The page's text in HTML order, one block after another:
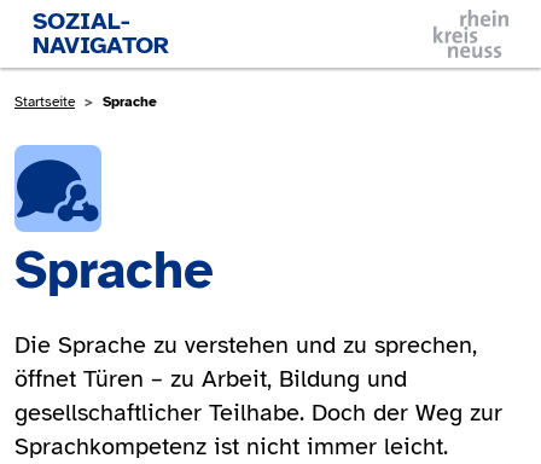
Direkt zum Inhalt
SOZIAL-
NAVIGATOR
Pfadnavigation
Startseite Sprache
Sprache
Die Sprache zu verstehen und zu sprechen,
öffnet Türen – zu Arbeit, Bildung und
gesellschaftlicher Teilhabe. Doch der Weg zur
Sprachkompetenz ist nicht immer leicht.